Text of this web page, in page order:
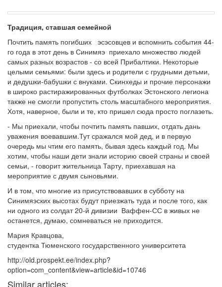
Традиция, ставшая семейной
Почтить память погибших эсэсовцев и вспомнить события 44-
го года в этот день в Синимяэ приехало множество людей
самых разных возрастов - со всей Прибалтики. Некоторые
целыми семьями: были здесь и родители с грудными детьми,
и дедушки-бабушки с внуками. Скинхеды и прочие персонажи
в широко растиражированных футболках Эстонского легиона
также не смогли пропустить столь масштабного мероприятия.
Хотя, наверное, были и те, кто пришел сюда просто поглазеть.
- Мы приехали, чтобы почтить память павших, отдать дань
уважения воевавшим.Тут сражался мой дед, и в первую
очередь мы чтим его память, бывая здесь каждый год. Мы
хотим, чтобы наши дети знали историю своей страны и своей
семьи, - говорит жительница Тарту, приехавшая на
мероприятие с двумя сыновьями.
И в том, что многие из присутствовавших в субботу на
Синимяэских высотах будут приезжать туда и после того, как
ни одного из солдат 20-й дивизии Ваффен-СС в живых не
останется, думаю, сомневаться не приходится.
Мария Кравцова,
студентка Тюменского государственного университета
http://old.prospekt.ee/index.php?
option=com_content&view=article&id=10746
Similar articles: